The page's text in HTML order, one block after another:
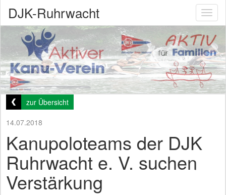
DJK-Ruhrwacht
zur Übersicht
14.07.2018
Kanupoloteams der DJK
Ruhrwacht e. V. suchen
Verstärkung